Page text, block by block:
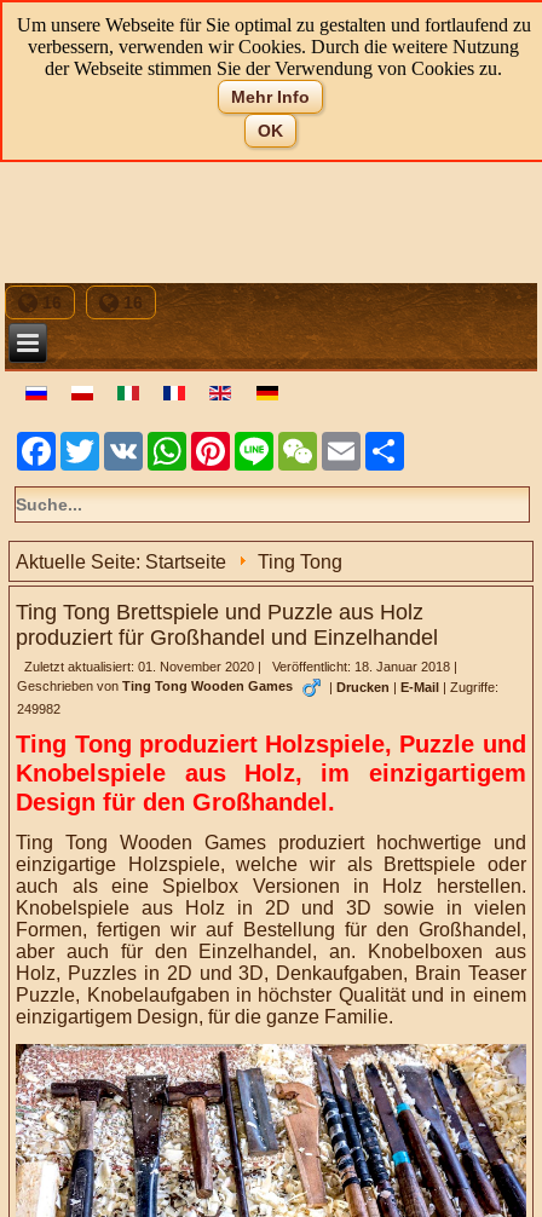
Um unsere Webseite für Sie optimal zu gestalten und fortlaufend zu
verbessern, verwenden wir Cookies. Durch die weitere Nutzung
der Webseite stimmen Sie der Verwendung von Cookies zu.
Mehr Info
OK
16 16
Facebook
TwitterVK WhatsApp
Pinterest
Line WeChatEmail
Aktuelle Seite: Startseite Ting Tong
Ting Tong Brettspiele und Puzzle aus Holz
produziert für Großhandel und Einzelhandel
Zuletzt aktualisiert: 01. November 2020 | Veröffentlicht: 18. Januar 2018 |
Geschrieben vonTing Tong Wooden Games | Drucken | E-Mail | Zugriffe:
249982
Ting Tong produziert Holzspiele, Puzzle und
Knobelspiele aus Holz, im einzigartigem
Design für den Großhandel.
Ting Tong Wooden Games produziert hochwertige und
einzigartige Holzspiele, welche wir als Brettspiele oder
auch als eine Spielbox Versionen in Holz herstellen.
Knobelspiele aus Holz in 2D und 3D sowie in vielen
Formen, fertigen wir auf Bestellung für den Großhandel,
aber auch für den Einzelhandel, an. Knobelboxen aus
Holz, Puzzles in 2D und 3D, Denkaufgaben, Brain Teaser
Puzzle, Knobelaufgaben in höchster Qualität und in einem
einzigartigem Design, für die ganze Familie.